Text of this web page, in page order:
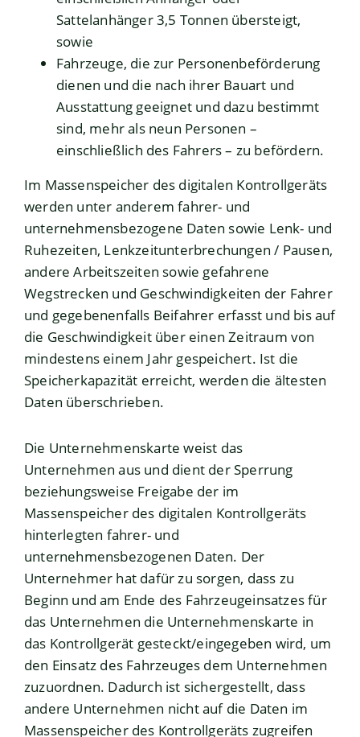
Sattelanhänger 3,5 Tonnen übersteigt,
sowie
Fahrzeuge, die zur Personenbeförderung
dienen und die nach ihrer Bauart und
Ausstattung geeignet und dazu bestimmt
sind, mehr als neun Personen –
einschließlich des Fahrers – zu befördern.
Im Massenspeicher des digitalen Kontrollgeräts
werden unter anderem fahrer- und
unternehmensbezogene Daten sowie Lenk- und
Ruhezeiten, Lenkzeitunterbrechungen / Pausen,
andere Arbeitszeiten sowie gefahrene
Wegstrecken und Geschwindigkeiten der Fahrer
und gegebenenfalls Beifahrer erfasst und bis auf
die Geschwindigkeit über einen Zeitraum von
mindestens einem Jahr gespeichert. Ist die
Speicherkapazität erreicht, werden die ältesten
Daten überschrieben.
Die Unternehmenskarte weist das
Unternehmen aus und dient der Sperrung
beziehungsweise Freigabe der im
Massenspeicher des digitalen Kontrollgeräts
hinterlegten fahrer- und
unternehmensbezogenen Daten. Der
Unternehmer hat dafür zu sorgen, dass zu
Beginn und am Ende des Fahrzeugeinsatzes für
das Unternehmen die Unternehmenskarte in
das Kontrollgerät gesteckt/eingegeben wird, um
den Einsatz des Fahrzeuges dem Unternehmen
zuzuordnen. Dadurch ist sichergestellt, dass
andere Unternehmen nicht auf die Daten im
Massenspeicher des Kontrollgeräts zugreifen